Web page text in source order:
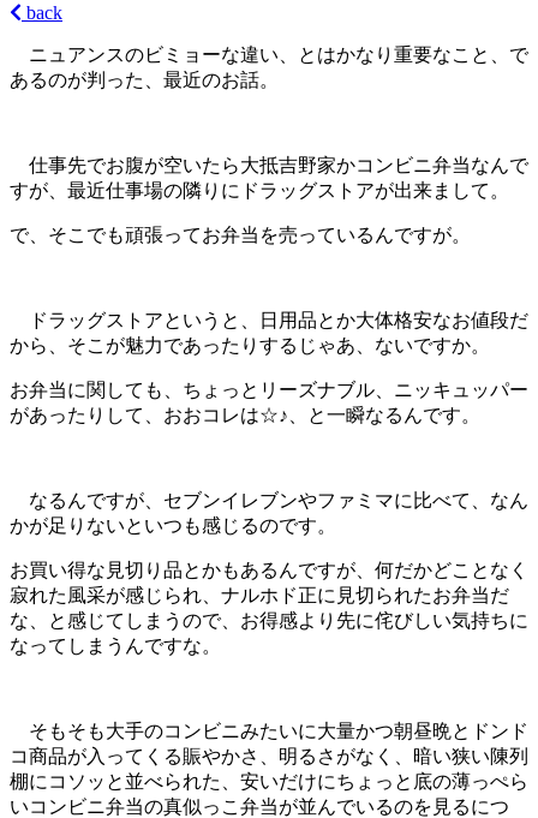
back
ニュアンスのビミョーな違い、とはかなり重要なこと、で
あるのが判った、最近のお話。
仕事先でお腹が空いたら大抵吉野家かコンビニ弁当なんで
すが、最近仕事場の隣りにドラッグストアが出来まして。
で、そこでも頑張ってお弁当を売っているんですが。
ドラッグストアというと、日用品とか大体格安なお値段だ
から、そこが魅力であったりするじゃあ、ないですか。
お弁当に関しても、ちょっとリーズナブル、ニッキュッパー
があったりして、おおコレは☆♪、と一瞬なるんです。
なるんですが、セブンイレブンやファミマに比べて、なん
かが足りないといつも感じるのです。
お買い得な見切り品とかもあるんですが、何だかどことなく
寂れた風采が感じられ、ナルホド正に見切られたお弁当だ
な、と感じてしまうので、お得感より先に侘びしい気持ちに
なってしまうんですな。
そもそも大手のコンビニみたいに大量かつ朝昼晩とドンド
コ商品が入ってくる賑やかさ、明るさがなく、暗い狭い陳列
棚にコソッと並べられた、安いだけにちょっと底の薄っぺら
いコンビニ弁当の真似っこ弁当が並んでいるのを見るにつ